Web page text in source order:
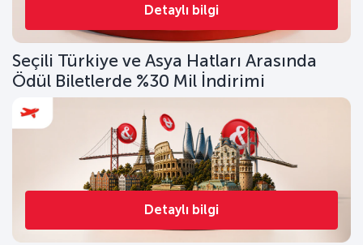
Detaylı bilgi
Seçili Türkiye ve Asya Hatları Arasında
Ödül Biletlerde %30 Mil İndirimi
Detaylı bilgi